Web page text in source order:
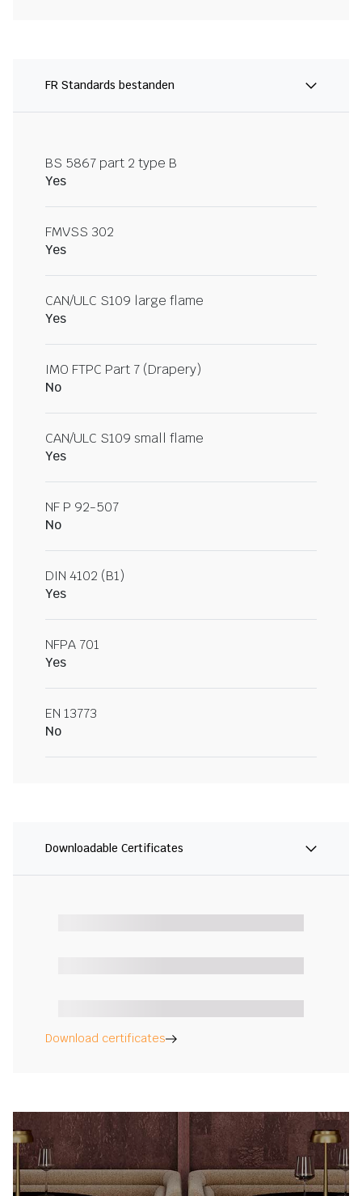
FR Standards bestanden
BS 5867 part 2 type B
Yes
FMVSS 302
Yes
CAN/ULC S109 large flame
Yes
IMO FTPC Part 7 (Drapery)
No
CAN/ULC S109 small flame
Yes
NF P 92-507
No
DIN 4102 (B1)
Yes
NFPA 701
Yes
EN 13773
No
Downloadable Certificates
Download certificates